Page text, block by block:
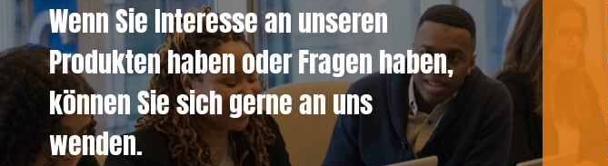
Wenn Sie Interesse an unseren
Produkten haben oder Fragen haben,
können Sie sich gerne an uns
wenden.